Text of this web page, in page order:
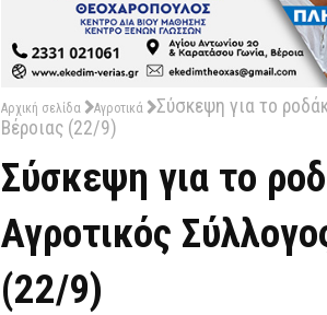
Αρχική σελίδα Αγροτικά
Σύσκεψη για το
Βέροιας (22/9)
Σύσκεψη για το
Αγροτικός
(22/9)